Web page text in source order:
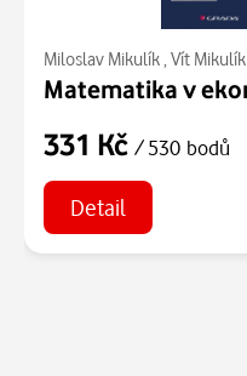
Miloslav Mikulík, Vít Mikulík
331 Kč / 530 bodů
Detail